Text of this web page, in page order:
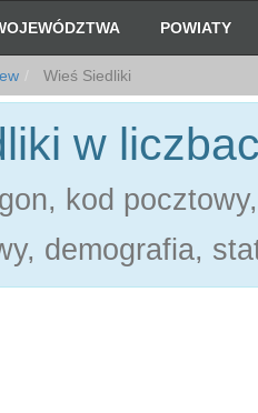
POWIATY
Wieś Siedliki
w
kod
demografia,